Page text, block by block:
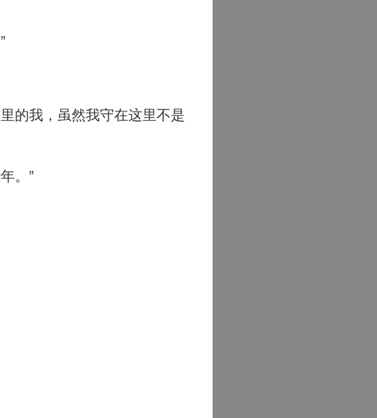
的我，虽然我守在这里不是
。”